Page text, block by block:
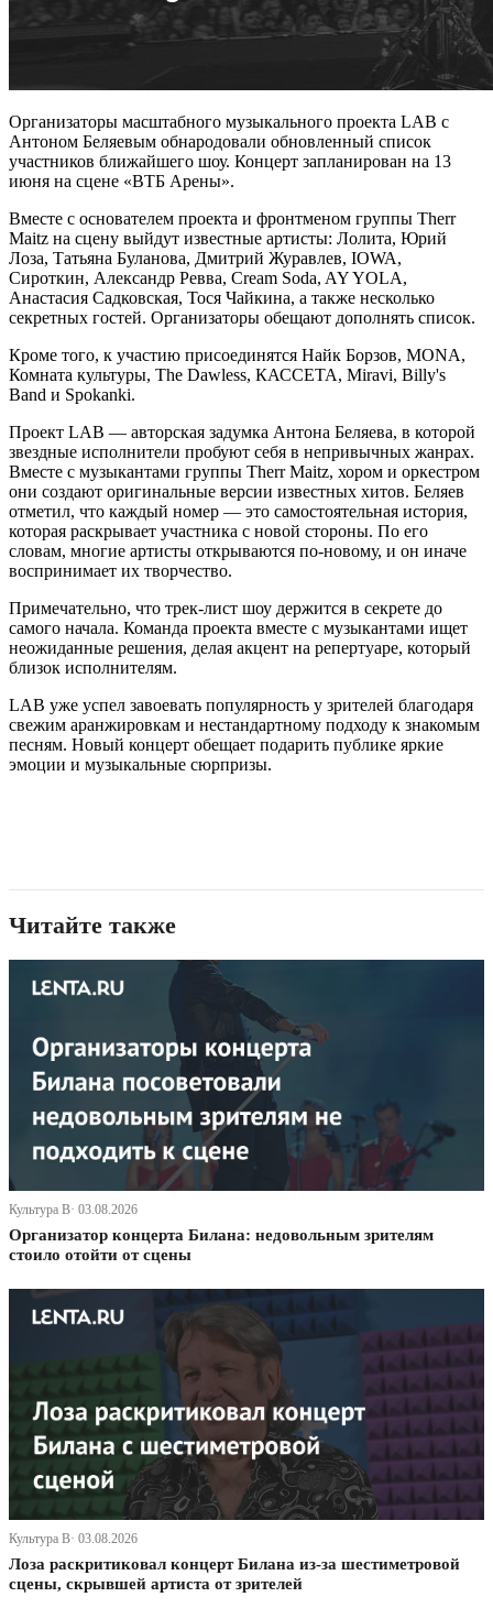
Организаторы масштабного музыкального проекта LAB с
Антоном Беляевым обнародовали обновленный список
участников ближайшего шоу. Концерт запланирован на 13
июня на сцене «ВТБ Арены».
Вместе с основателем проекта и фронтменом группы Therr
Maitz на сцену выйдут известные артисты: Лолита, Юрий
Лоза, Татьяна Буланова, Дмитрий Журавлев, IOWA,
Сироткин, Александр Ревва, Cream Soda, AY YOLA,
Анастасия Садковская, Тося Чайкина, а также несколько
секретных гостей. Организаторы обещают дополнять список.
Кроме того, к участию присоединятся Найк Борзов, MONA,
Комната культуры, The Dawless, КАССЕТА, Miravi, Billy's
Band и Spokanki.
Проект LAB — авторская задумка Антона Беляева, в которой
звездные исполнители пробуют себя в непривычных жанрах.
Вместе с музыкантами группы Therr Maitz, хором и оркестром
они создают оригинальные версии известных хитов. Беляев
отметил, что каждый номер — это самостоятельная история,
которая раскрывает участника с новой стороны. По его
словам, многие артисты открываются по-новому, и он иначе
воспринимает их творчество.
Примечательно, что трек-лист шоу держится в секрете до
самого начала. Команда проекта вместе с музыкантами ищет
неожиданные решения, делая акцент на репертуаре, который
близок исполнителям.
LAB уже успел завоевать популярность у зрителей благодаря
свежим аранжировкам и нестандартному подходу к знакомым
песням. Новый концерт обещает подарить публике яркие
эмоции и музыкальные сюрпризы.
Читайте также
Культура В· 03.08.2026
Организатор концерта Билана: недовольным зрителям
стоило отойти от сцены
Культура В· 03.08.2026
Лоза раскритиковал концерт Билана из-за шестиметровой
сцены, скрывшей артиста от зрителей